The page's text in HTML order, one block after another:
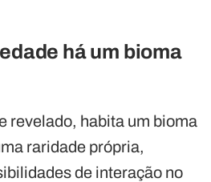
há um bioma
revelado, habita um bioma
raridade própria,
de interação no